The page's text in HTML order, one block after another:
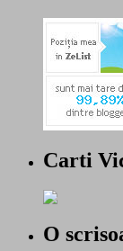
Carti
O